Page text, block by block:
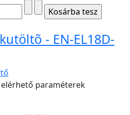
- EN-EL18D-
paraméterek